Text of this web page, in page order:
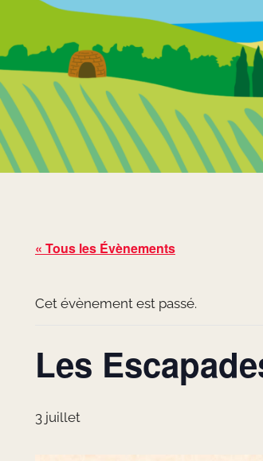
« Tous les Évènements
Cet évènement est passé.
Les
3 juillet